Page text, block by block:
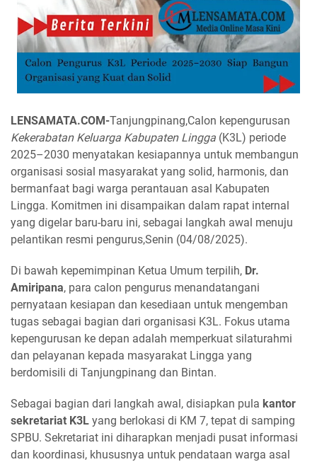
LENSAMATA.COM-Tanjungpinang,Calon kepengurusan
Kekerabatan Keluarga Kabupaten Lingga (K3L) periode
2025–2030 menyatakan kesiapannya untuk membangun
organisasi sosial masyarakat yang solid, harmonis, dan
bermanfaat bagi warga perantauan asal Kabupaten
Lingga. Komitmen ini disampaikan dalam rapat internal
yang digelar baru-baru ini, sebagai langkah awal menuju
pelantikan resmi pengurus,Senin (04/08/2025).
Di bawah kepemimpinan Ketua Umum terpilih, Dr.
Amiripana, para calon pengurus menandatangani
pernyataan kesiapan dan kesediaan untuk mengemban
tugas sebagai bagian dari organisasi K3L. Fokus utama
kepengurusan ke depan adalah memperkuat silaturahmi
dan pelayanan kepada masyarakat Lingga yang
berdomisili di Tanjungpinang dan Bintan.
Sebagai bagian dari langkah awal, disiapkan pula kantor
sekretariat K3L yang berlokasi di KM 7, tepat di samping
SPBU. Sekretariat ini diharapkan menjadi pusat informasi
dan koordinasi, khususnya untuk pendataan warga asal